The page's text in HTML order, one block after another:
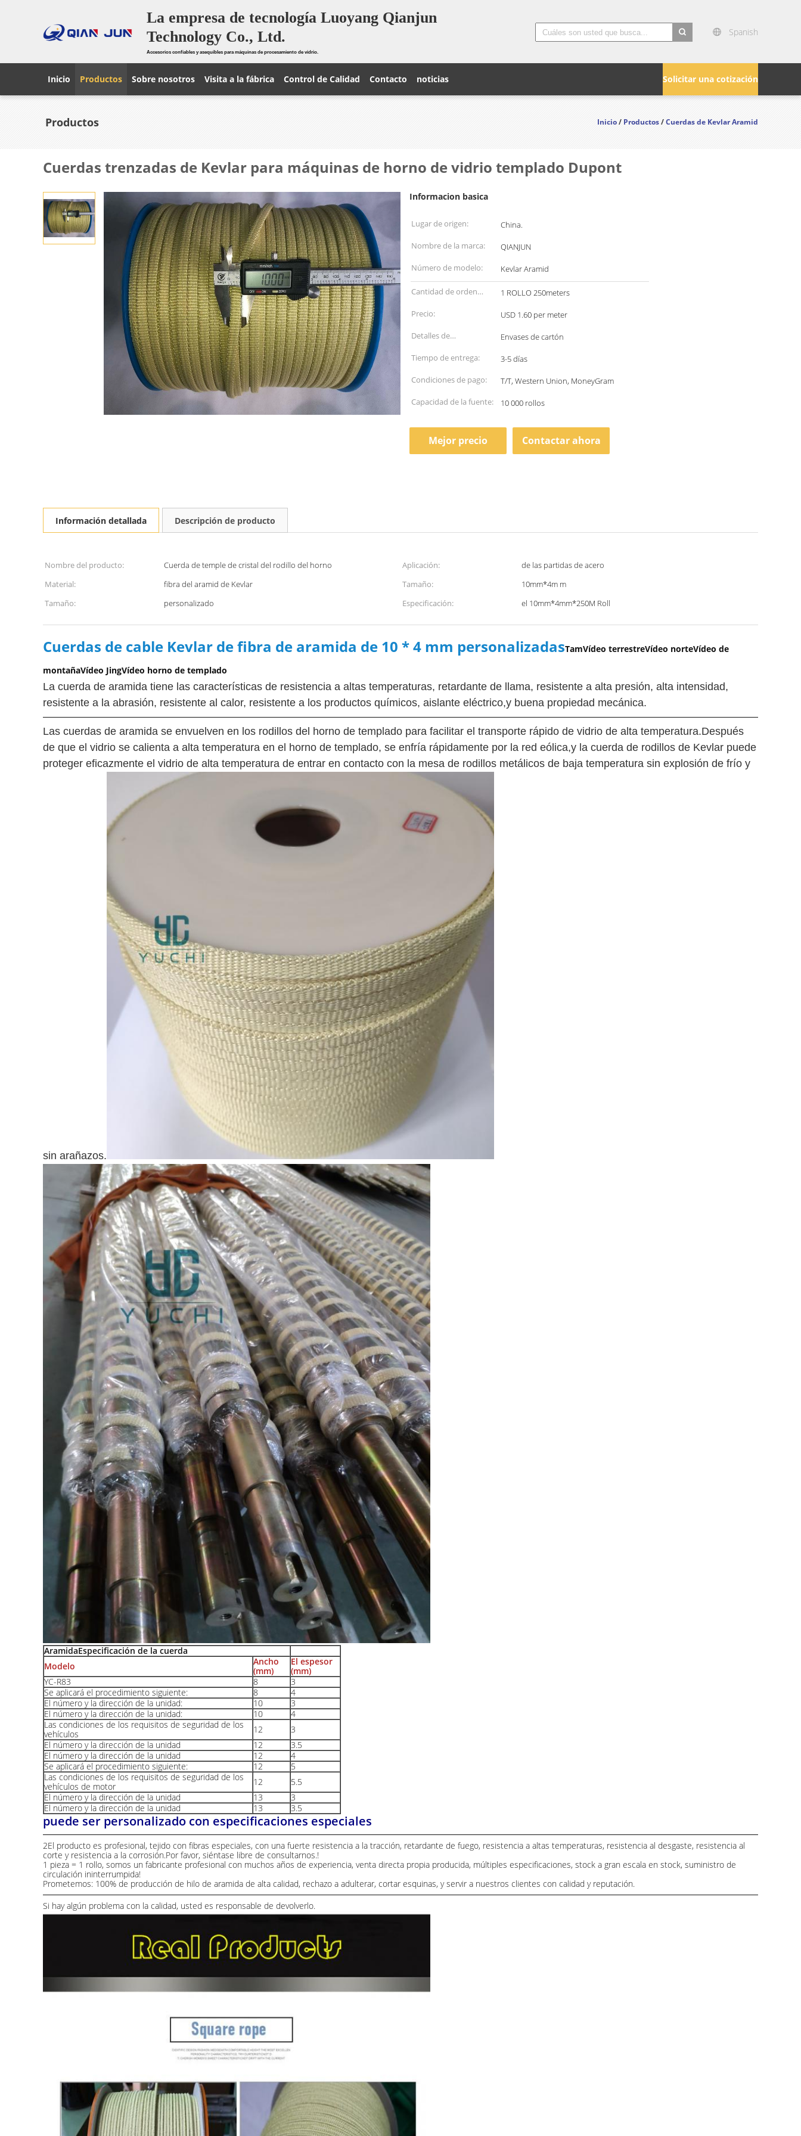
La empresa de tecnología Luoyang Qianjun
Technology Co., Ltd.
Accesorios confiables y asequibles para máquinas de procesamiento de vidrio.
Spanish
Solicitar una cotización
Inicio Productos Sobre nosotros Visita a la fábrica Control de Calidad Contacto noticias
Productos Inicio/Productos/Cuerdas de Kevlar Aramid
Cuerdas trenzadas de Kevlar para máquinas de horno de vidrio templado Dupont
Informacion basica
Lugar de origen:
China.
Nombre de la marca:
QIANJUN
Número de modelo:
Kevlar Aramid
Cantidad de orden
mínima:
1 ROLLO 250meters
Precio:
USD 1.60 per meter
Detalles de
empaquetado:
Envases de cartón
Tiempo de entrega:
3-5 días
Condiciones de pago:
T/T, Western Union, MoneyGram
Capacidad de la fuente:
10 000 rollos
Mejor precio Contactar ahora
Información detallada Descripción de producto
Nombre del producto: Cuerda de temple de cristal del rodillo del horno Aplicación:
de las partidas de acero
Material:
fibra del aramid de Kevlar Tamaño:
10mm*4m m
Tamaño:
personalizado Especificación: el 10mm*4mm*250M Roll
Cuerdas de cable Kevlar de fibra de aramida de 10 * 4 mm personalizadasTamVídeo terrestreVídeo norteVídeo de
montañaVídeo JingVídeo horno de templado
La cuerda de aramida tiene las características de resistencia a altas temperaturas, retardante de llama, resistente a alta presión, alta intensidad,
resistente a la abrasión, resistente al calor, resistente a los productos químicos, aislante eléctrico,y buena propiedad mecánica.
Las cuerdas de aramida se envuelven en los rodillos del horno de templado para facilitar el transporte rápido de vidrio de alta temperatura.Después
de que el vidrio se calienta a alta temperatura en el horno de templado, se enfría rápidamente por la red eólica,y la cuerda de rodillos de Kevlar puede
proteger eficazmente el vidrio de alta temperatura de entrar en contacto con la mesa de rodillos metálicos de baja temperatura sin explosión de frío y
sin arañazos.
AramidaEspecificación de la cuerda
Modelo
Ancho
(mm)
El espesor
(mm)
YC-R83
8
3
Se aplicará el procedimiento siguiente:
8
4
El número y la dirección de la unidad:
10
3
El número y la dirección de la unidad:
10
4
Las condiciones de los requisitos de seguridad de los
vehículos
12
3
El número y la dirección de la unidad
12
3.5
El número y la dirección de la unidad
12
4
Se aplicará el procedimiento siguiente:
12
5
Las condiciones de los requisitos de seguridad de los
vehículos de motor
12
5.5
El número y la dirección de la unidad
13
3
El número y la dirección de la unidad
13 3.5
puede ser personalizado con especificaciones especiales
2El producto es profesional, tejido con fibras especiales, con una fuerte resistencia a la tracción, retardante de fuego, resistencia a altas temperaturas, resistencia al desgaste, resistencia al
corte y resistencia a la corrosión.Por favor, siéntase libre de consultarnos.!
1 pieza = 1 rollo, somos un fabricante profesional con muchos años de experiencia, venta directa propia producida, múltiples especificaciones, stock a gran escala en stock, suministro de
circulación ininterrumpida!
Prometemos: 100% de producción de hilo de aramida de alta calidad, rechazo a adulterar, cortar esquinas, y servir a nuestros clientes con calidad y reputación.
Si hay algún problema con la calidad, usted es responsable de devolverlo.